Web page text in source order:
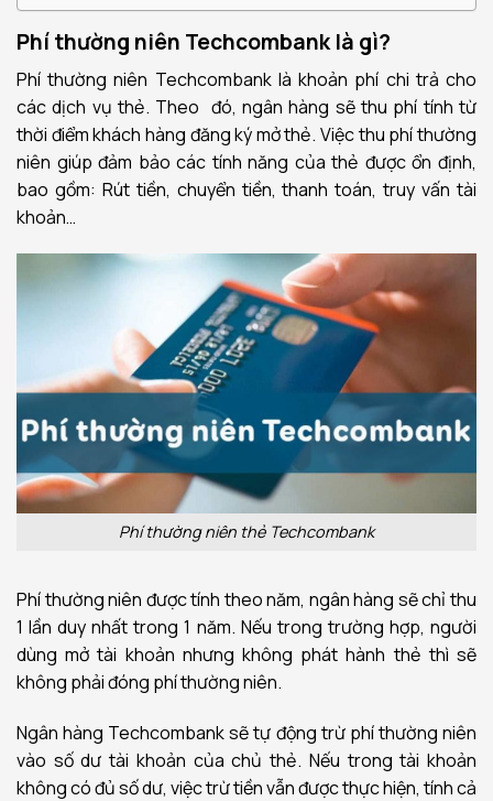
Phí thường niên Techcombank là gì?
Phí thường niên Techcombank là khoản phí chi trả cho
các dịch vụ thẻ. Theo đó, ngân hàng sẽ thu phí tính từ
thời điểm khách hàng đăng ký mở thẻ. Việc thu phí thường
niên giúp đảm bảo các tính năng của thẻ được ổn định,
bao gồm: Rút tiền, chuyển tiền, thanh toán, truy vấn tài
khoản…
Phí thường niên thẻ Techcombank
Phí thường niên được tính theo năm, ngân hàng sẽ chỉ thu
1 lần duy nhất trong 1 năm. Nếu trong trường hợp, người
dùng mở tài khoản nhưng không phát hành thẻ thì sẽ
không phải đóng phí thường niên.
Ngân hàng Techcombank sẽ tự động trừ phí thường niên
vào số dư tài khoản của chủ thẻ. Nếu trong tài khoản
không có đủ số dư, việc trừ tiền vẫn được thực hiện, tính cả